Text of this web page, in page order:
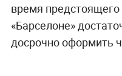
время предстоящего
«Барселоне»
досрочно оформить